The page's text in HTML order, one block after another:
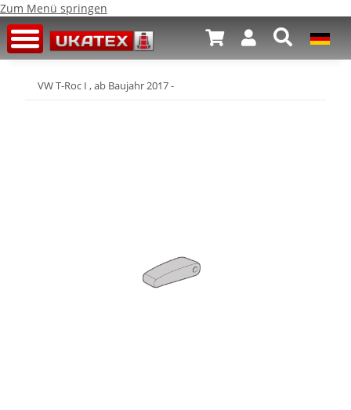
Zum Menü springen
VW T-Roc I , ab Baujahr 2017 -